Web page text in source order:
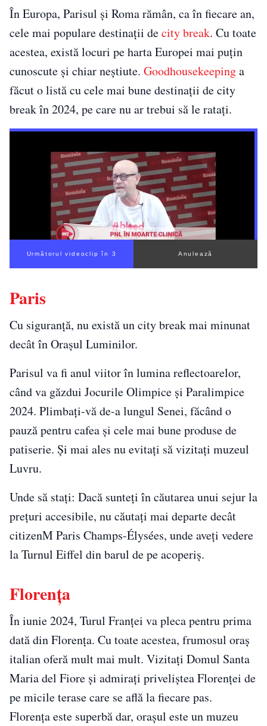
În Europa, Parisul și Roma rămân, ca în fiecare an,
cele mai populare destinații decity break. Cu toate
acestea, există locuri pe harta Europei mai puțin
cunoscute și chiar neștiute. Goodhousekeepinga
făcut o listă cu cele mai bune destinații de city
break în 2024, pe care nu ar trebui să le ratați.
Următorul videoclip în 2 Anulează
Paris
Cu siguranță, nu există un city break mai minunat
decât în Orașul Luminilor.
Parisul va fi anul viitor în lumina reflectoarelor,
când va găzdui Jocurile Olimpice și Paralimpice
2024. Plimbați-vă de-a lungul Senei, făcând o
pauză pentru cafea și cele mai bune produse de
patiserie. Și mai ales nu evitați să vizitați muzeul
Luvru.
Unde să stați: Dacă sunteți în căutarea unui sejur la
prețuri accesibile, nu căutați mai departe decât
citizenM Paris Champs-Élysées, unde aveți vedere
la Turnul Eiffel din barul de pe acoperiș.
Florenţa
În iunie 2024, Turul Franței va pleca pentru prima
dată din Florența. Cu toate acestea, frumosul oraș
italian oferă mult mai mult. Vizitați Domul Santa
Maria del Fiore și admirați priveliștea Florenței de
pe micile terase care se află la fiecare pas.
Florența este superbă dar, orașul este un muzeu